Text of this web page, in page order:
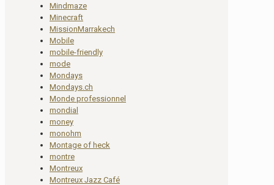
Mindmaze
Minecraft
MissionMarrakech
Mobile
mobile-friendly
mode
Mondays
Mondays.ch
Monde professionnel
mondial
money
monohm
Montage of heck
montre
Montreux
Montreux Jazz Café